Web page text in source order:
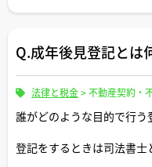
生ずると判示されてい
（最判昭和５７年６月
する代物弁済による債
意思表示をするだけで
了し、第三者に対する
生じないことはいうま
よる所有権移転の効果
契約の意思表示によつ
と解するのが相当であ
三菱UFJ銀行の住宅ロー
は減額承認になってし
になったケースが数件あ
三菱UFJ銀行は、他の
Q.成年後見登記とは
法律と税金>不動産契約・
誰がどのような目的で行う
登記をするときは司法書